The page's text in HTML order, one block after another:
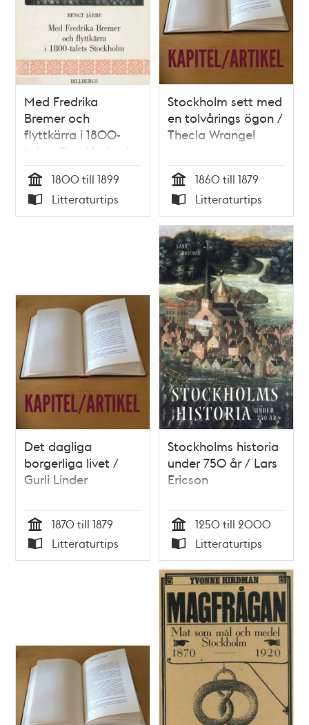
Med Fredrika
Bremer och
flyttkärra i 1800-
talets Stockholm /
Bengt Järbe
Tid
1800 till 1899
Typ
Litteraturtips
Stockholm sett med
en tolvårings ögon /
Thecla Wrangel
Tid
1860 till 1879
Typ
Litteraturtips
Det dagliga
borgerliga livet /
Gurli Linder
Tid
1870 till 1879
Typ
Litteraturtips
Stockholms historia
under 750 år / Lars
Ericson
Tid
1250 till 2000
Typ
Litteraturtips